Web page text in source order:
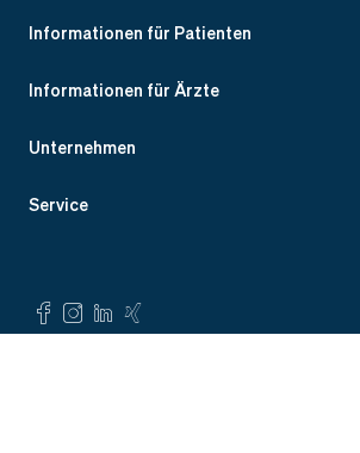
Informationen für Patienten
Informationen für Ärzte
Unternehmen
Service